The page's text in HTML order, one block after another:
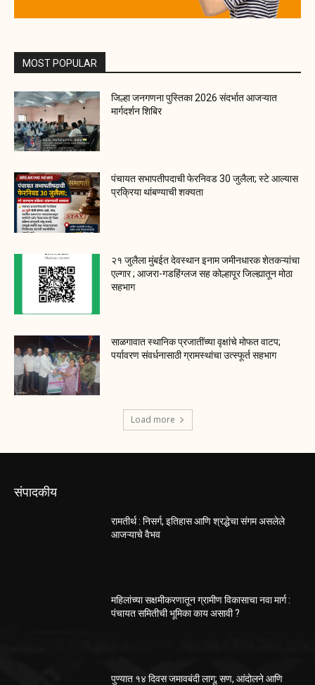
MOST POPULAR
जिल्हा जनगणना पुस्तिका 2026 संदर्भात आजऱ्यात
मार्गदर्शन शिबिर
पंचायत सभापतीपदाची फेरनिवड 30 जुलैला; स्टे आल्यास
प्रक्रिया थांबण्याची शक्यता
२१ जुलैला मुंबईत देवस्थान इनाम जमीनधारक शेतकऱ्यांचा
एल्गार ; आजरा-गडहिंग्लज सह कोल्हापूर जिल्ह्यातून मोठा
सहभाग
साळगावात स्थानिक प्रजातींच्या वृक्षांचे मोफत वाटप;
पर्यावरण संवर्धनासाठी ग्रामस्थांचा उत्स्फूर्त सहभाग
Load more
संपादकीय
रामतीर्थ : निसर्ग, इतिहास आणि श्रद्धेचा संगम असलेले
आजऱ्याचे वैभव
महिलांच्या सक्षमीकरणातून ग्रामीण विकासाचा नवा मार्ग :
पंचायत समितीची भूमिका काय असावी ?
पुण्यात १४ दिवस जमावबंदी लागू; सण, आंदोलने आणि